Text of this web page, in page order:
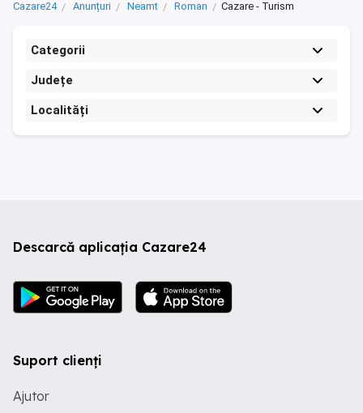
Cazare24 Anunțuri Neamt Roman Cazare - Turism
Categorii
Județe
Localități
Descarcă aplicația Cazare24
Suport clienți
Ajutor